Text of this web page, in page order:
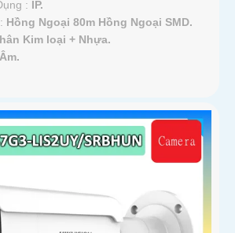
: IP.
Hồng Ngoại 80m Hồng Ngoại SMD.
Kim loại + Nhựa.